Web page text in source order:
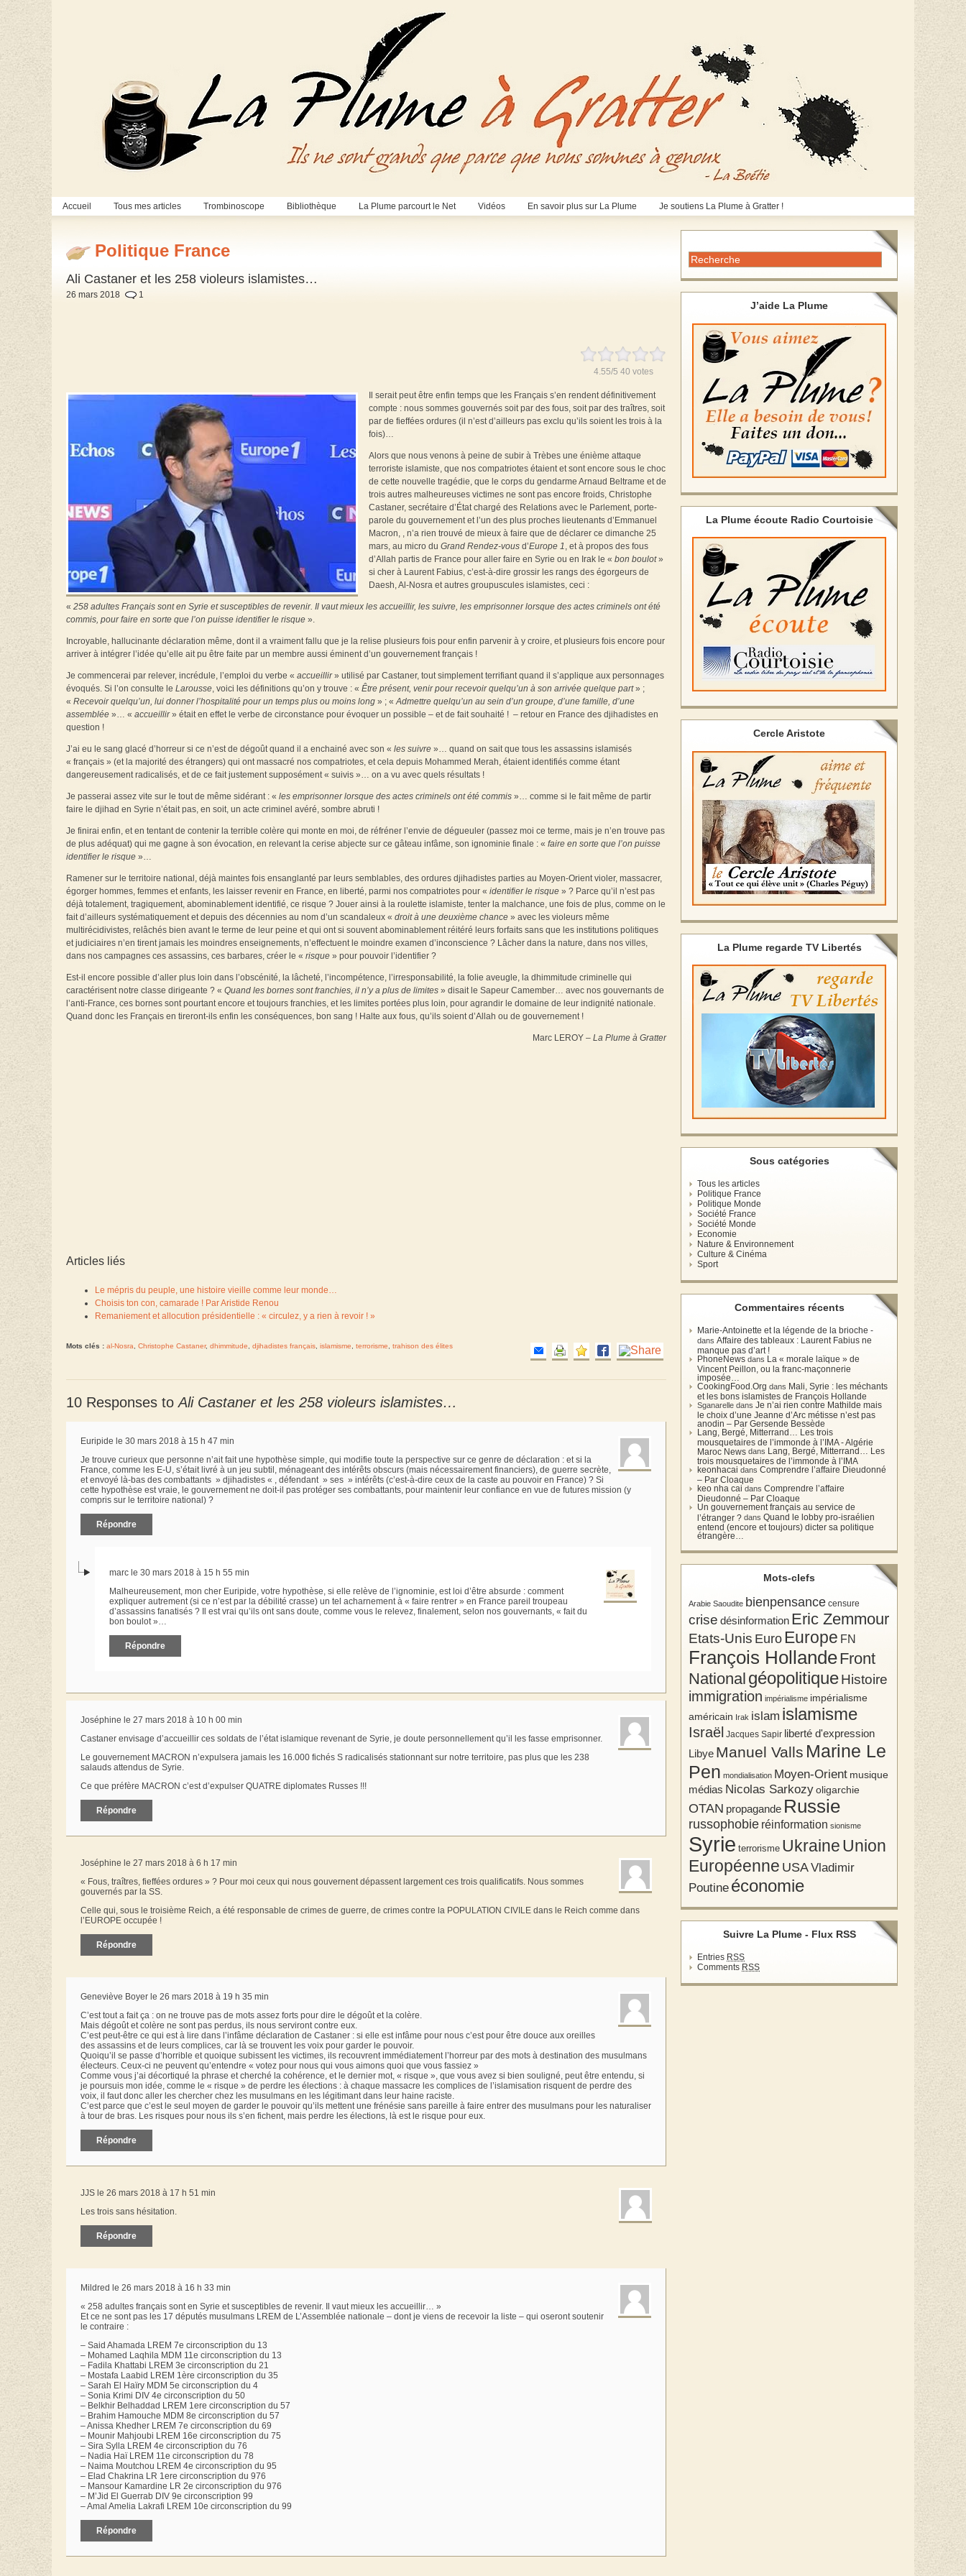
Accueil Tous mes articles Trombinoscope Bibliothèque La Plume parcourt le Net Vidéos En savoir plus sur La Plume Je soutiens La Plume à Gratter !
Politique France
Ali Castaner et les 258 violeurs islamistes…
26 mars 2018 1
4.55/5 40 votes
Il serait peut être enfin temps que les Français s’en rendent définitivement
compte : nous sommes gouvernés soit par des fous, soit par des traîtres, soit
par de fieffées ordures (il n’est d’ailleurs pas exclu qu’ils soient les trois à la
fois)…
Alors que nous venons à peine de subir à Trèbes une énième attaque
terroriste islamiste, que nos compatriotes étaient et sont encore sous le choc
de cette nouvelle tragédie, que le corps du gendarme Arnaud Beltrame et de
trois autres malheureuses victimes ne sont pas encore froids, Christophe
Castaner, secrétaire d’État chargé des Relations avec le Parlement, porte-
parole du gouvernement et l’un des plus proches lieutenants d’Emmanuel
Macron, , n’a rien trouvé de mieux à faire que de déclarer ce dimanche 25
mars, au micro du Grand Rendez-vous d’Europe 1, et à propos des fous
d’Allah partis de France pour aller faire en Syrie ou en Irak le « bon boulot»
si cher à Laurent Fabius, c’est-à-dire grossir les rangs des égorgeurs de
Daesh, Al-Nosra et autres groupuscules islamistes, ceci :
« 258 adultes Français sont en Syrie et susceptibles de revenir. Il vaut mieux les accueillir, les suivre, les emprisonner lorsque des actes criminels ont été
commis, pour faire en sorte que l’on puisse identifier le risque ».
Incroyable, hallucinante déclaration même, dont il a vraiment fallu que je la relise plusieurs fois pour enfin parvenir à y croire, et plusieurs fois encore pour
arriver à intégrer l’idée qu’elle ait pu être faite par un membre aussi éminent d’un gouvernement français !
Je commencerai par relever, incrédule, l’emploi du verbe « accueillir» utilisé par Castaner, tout simplement terrifiant quand il s’applique aux personnages
évoqués. Si l’on consulte le Larousse, voici les définitions qu’on y trouve : « Être présent, venir pour recevoir quelqu’un à son arrivée quelque part» ;
« Recevoir quelqu’un, lui donner l’hospitalité pour un temps plus ou moins long » ; «Admettre quelqu’un au sein d’un groupe, d’une famille, d’une
assemblée »… « accueillir» était en effet le verbe de circonstance pour évoquer un possible – et de fait souhaité ! – retour en France des djihadistes en
question !
J’ai eu le sang glacé d’horreur si ce n’est de dégoût quand il a enchainé avec son « les suivre »… quand on sait que tous les assassins islamisés
« français » (et la majorité des étrangers) qui ont massacré nos compatriotes, et cela depuis Mohammed Merah, étaient identifiés comme étant
dangereusement radicalisés, et de ce fait justement supposément « suivis »… on a vu avec quels résultats !
Je passerai assez vite sur le tout de même sidérant : « les emprisonner lorsque des actes criminels ont été commis »… comme si le fait même de partir
faire le djihad en Syrie n’était pas, en soit, un acte criminel avéré, sombre abruti !
Je finirai enfin, et en tentant de contenir la terrible colère qui monte en moi, de réfréner l’envie de dégueuler (passez moi ce terme, mais je n’en trouve pas
de plus adéquat) qui me gagne à son évocation, en relevant la cerise abjecte sur ce gâteau infâme, son ignominie finale : « faire en sorte que l’on puisse
identifier le risque »…
Ramener sur le territoire national, déjà maintes fois ensanglanté par leurs semblables, des ordures djihadistes parties au Moyen-Orient violer, massacrer,
égorger hommes, femmes et enfants, les laisser revenir en France, en liberté, parmi nos compatriotes pour « identifier le risque » ? Parce qu’il n’est pas
déjà totalement, tragiquement, abominablement identifié, ce risque ? Jouer ainsi à la roulette islamiste, tenter la malchance, une fois de plus, comme on le
fait d’ailleurs systématiquement et depuis des décennies au nom d’un scandaleux « droit à une deuxième chance » avec les violeurs même
multirécidivistes, relâchés bien avant le terme de leur peine et qui ont si souvent abominablement réitéré leurs forfaits sans que les institutions politiques
et judiciaires n’en tirent jamais les moindres enseignements, n’effectuent le moindre examen d’inconscience ? Lâcher dans la nature, dans nos villes,
dans nos campagnes ces assassins, ces barbares, créer le « risque » pour pouvoir l’identifier ?
Est-il encore possible d’aller plus loin dans l’obscénité, la lâcheté, l’incompétence, l’irresponsabilité, la folie aveugle, la dhimmitude criminelle qui
caractérisent notre classe dirigeante ? « Quand les bornes sont franchies, il n’y a plus de limites » disait le Sapeur Camember… avec nos gouvernants de
l’anti-France, ces bornes sont pourtant encore et toujours franchies, et les limites portées plus loin, pour agrandir le domaine de leur indignité nationale.
Quand donc les Français en tireront-ils enfin les conséquences, bon sang ! Halte aux fous, qu’ils soient d’Allah ou de gouvernement !
Marc LEROY – La Plume à Gratter
Articles liés
Le mépris du peuple, une histoire vieille comme leur monde…
Choisis ton con, camarade ! Par Aristide Renou
Remaniement et allocution présidentielle : « circulez, y a rien à revoir ! »
Mots clés : al-Nosra Christophe Castaner, dhimmitude djihadistes français islamisme terrorisme trahison des élites
10 Responses toAli Castaner et les 258 violeurs islamistes…
Euripide le 30 mars 2018 à 15 h 47 min
Je trouve curieux que personne n’ait fait une hypothèse simple, qui modifie toute la perspective sur ce genre de déclaration : et si la
France, comme les E-U, s’était livré à un jeu subtil, ménageant des intérêts obscurs (mais nécessairement financiers), de guerre secrète,
et envoyé là-bas des combattants » djihadistes « , défendant » ses » intérêts (c’est-à-dire ceux de la caste au pouvoir en France) ? Si
cette hypothèse est vraie, le gouvernement ne doit-il pas protéger ses combattants, pour maintenir leur confiance en vue de futures mission (y
compris sur le territoire national) ?
Répondre
marc le 30 mars 2018 à 15 h 55 min
Malheureusement, mon cher Euripide, votre hypothèse, si elle relève de l’ignominie, est loi d’être absurde : comment
expliquer autrement (si ce n’est par la débilité crasse) un tel acharnement à « faire rentrer » en France pareil troupeau
d’assassins fanatisés ? Il est vrai qu’ils ont sans doute, comme vous le relevez, finalement, selon nos gouvernants, « fait du
bon boulot »…
Répondre
Joséphine le 27 mars 2018 à 10 h 00 min
Castaner envisage d’accueillir ces soldats de l’état islamique revenant de Syrie, je doute personnellement qu’il les fasse emprisonner.
Le gouvernement MACRON n’expulsera jamais les 16.000 fichés S radicalisés stationnant sur notre territoire, pas plus que les 238
salauds attendus de Syrie.
Ce que préfère MACRON c’est d’expulser QUATRE diplomates Russes !!!
Répondre
Joséphine le 27 mars 2018 à 6 h 17 min
« Fous, traîtres, fieffées ordures » ? Pour moi ceux qui nous gouvernent dépassent largement ces trois qualificatifs. Nous sommes
gouvernés par la SS.
Celle qui, sous le troisième Reich, a été responsable de crimes de guerre, de crimes contre la POPULATION CIVILE dans le Reich comme dans
l’EUROPE occupée !
Répondre
Geneviève Boyer le 26 mars 2018 à 19 h 35 min
C’est tout a fait ça : on ne trouve pas de mots assez forts pour dire le dégoût et la colère.
Mais dégoût et colère ne sont pas perdus, ils nous serviront contre eux.
C’est peut-être ce qui est à lire dans l’infâme déclaration de Castaner : si elle est infâme pour nous c’est pour être douce aux oreilles
des assassins et de leurs complices, car là se trouvent les voix pour garder le pouvoir.
Quoiqu’il se passe d’horrible et quoique subissent les victimes, ils recouvrent immédiatement l’horreur par des mots à destination des musulmans
électeurs. Ceux-ci ne peuvent qu’entendre « votez pour nous qui vous aimons quoi que vous fassiez »
Comme vous j’ai décortiqué la phrase et cherché la cohérence, et le dernier mot, « risque », que vous avez si bien souligné, peut être entendu, si
je poursuis mon idée, comme le « risque » de perdre les élections : à chaque massacre les complices de l’islamisation risquent de perdre des
voix, il faut donc aller les chercher chez les musulmans en les légitimant dans leur haine raciste.
C’est parce que c’est le seul moyen de garder le pouvoir qu’ils mettent une frénésie sans pareille à faire entrer des musulmans pour les naturaliser
à tour de bras. Les risques pour nous ils s’en fichent, mais perdre les élections, là est le risque pour eux.
Répondre
JJS le 26 mars 2018 à 17 h 51 min
Les trois sans hésitation.
Répondre
Mildred le 26 mars 2018 à 16 h 33 min
« 258 adultes français sont en Syrie et susceptibles de revenir. Il vaut mieux les accueillir… »
Et ce ne sont pas les 17 députés musulmans LREM de L’Assemblée nationale – dont je viens de recevoir la liste – qui oseront soutenir
le contraire :
– Said Ahamada LREM 7e circonscription du 13
– Mohamed Laqhila MDM 11e circonscription du 13
– Fadila Khattabi LREM 3e circonscription du 21
– Mostafa Laabid LREM 1ère circonscription du 35
– Sarah El Haïry MDM 5e circonscription du 4
– Sonia Krimi DIV 4e circonscription du 50
– Belkhir Belhaddad LREM 1ere circonscription du 57
– Brahim Hamouche MDM 8e circonscription du 57
– Anissa Khedher LREM 7e circonscription du 69
– Mounir Mahjoubi LREM 16e circonscription du 75
– Sira Sylla LREM 4e circonscription du 76
– Nadia Haï LREM 11e circonscription du 78
– Naima Moutchou LREM 4e circonscription du 95
– Elad Chakrina LR 1ere circonscription du 976
– Mansour Kamardine LR 2e circonscription du 976
– M’Jid El Guerrab DIV 9e circonscription 99
– Amal Amelia Lakrafi LREM 10e circonscription du 99
Répondre
J’aide La Plume
La Plume écoute Radio Courtoisie
Cercle Aristote
La Plume regarde TV Libertés
Sous catégories
Tous les articles
Politique France
Politique Monde
Société France
Société Monde
Economie
Nature & Environnement
Culture & Cinéma
Sport
Commentaires récents
Marie-Antoinette et la légende de la brioche -
dans Affaire des tableaux : Laurent Fabius ne
manque pas d’art !
PhoneNews dans La « morale laïque » de
Vincent Peillon, ou la franc-maçonnerie
imposée…
CookingFood.Org dans Mali, Syrie : les méchants
et les bons islamistes de François Hollande
Sganarelle dans Je n’ai rien contre Mathilde mais
le choix d’une Jeanne d’Arc métisse n’est pas
anodin – Par Gersende Bessède
Lang, Bergé, Mitterrand… Les trois
mousquetaires de l’immonde à l’IMA - Algérie
Maroc News dans Lang, Bergé, Mitterrand… Les
trois mousquetaires de l’immonde à l’IMA
keonhacai dans Comprendre l’affaire Dieudonné
– Par Cloaque
keo nha cai dans Comprendre l’affaire
Dieudonné – Par Cloaque
Un gouvernement français au service de
l’étranger ? dans Quand le lobby pro-israélien
entend (encore et toujours) dicter sa politique
étrangère…
Mots-clefs
Arabie Saoudite bienpensance censure
crise désinformation Eric Zemmour
Etats-Unis Euro Europe FN
François HollandeFront
National géopolitiqueHistoire
immigration impérialisme impérialisme
américain Irak islam islamisme
Israël Jacques Sapir liberté d'expression
Libye Manuel Valls Marine Le
Pen mondialisation Moyen-Orient musique
médias Nicolas Sarkozyoligarchie
OTAN propagande Russie
russophobie réinformation sionisme
Syrie terrorisme Ukraine Union
Européenne USAVladimir
Poutine économie
Suivre La Plume - Flux RSS
Entries RSS
Comments RSS